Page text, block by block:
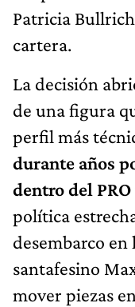
Patricia
cartera.
La decisión
de una figura
perfil más
durante años
dentro del PRO
política
desembarco
santafesino
mover piezas